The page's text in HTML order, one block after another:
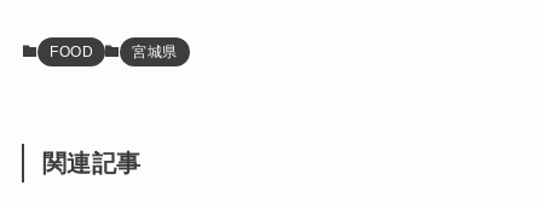
FOOD 宮城県
関連記事